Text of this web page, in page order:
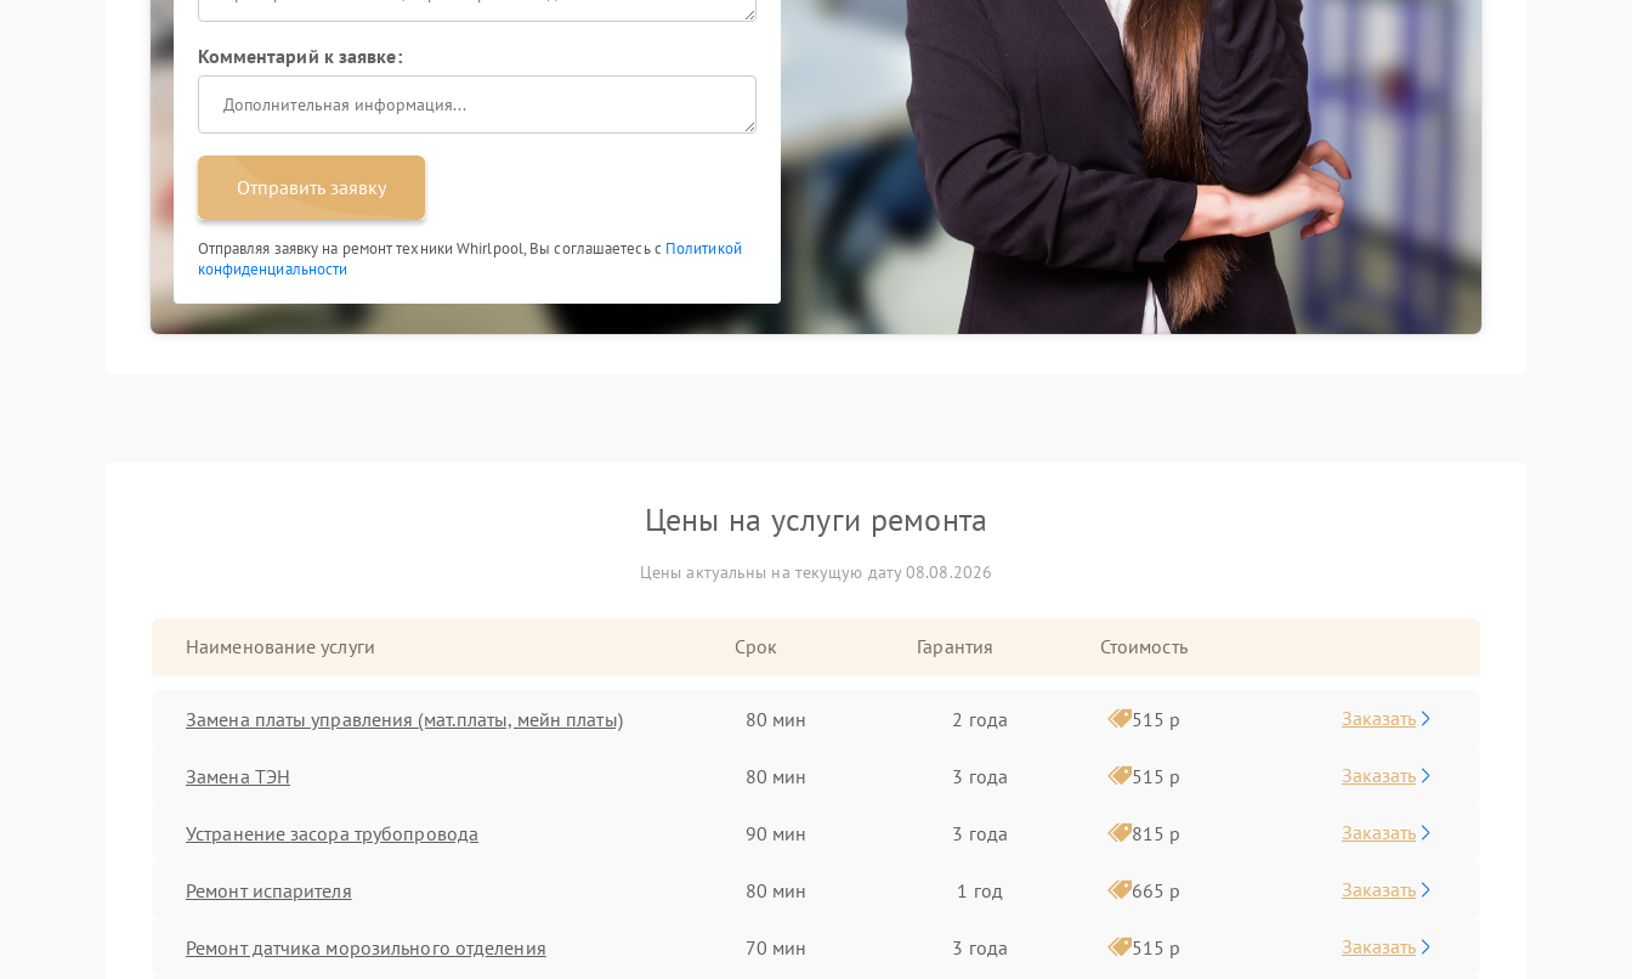
Комментарий к заявке:
Отправить заявку
Отправляя заявку на ремонт техники Whirlpool, Вы соглашаетесь с Политикой
конфиденциальности
Цены на услуги ремонта
Цены актуальны на текущую дату 08.08.2026
Наименование услуги Срок Гарантия Стоимость
Замена платы управления (мат.платы, мейн платы) 80 мин 2 года 515 р Заказать
Замена ТЭН 80 мин 3 года 515 р Заказать
Устранение засора трубопровода 90 мин 3 года 815 р Заказать
Ремонт испарителя 80 мин 1 год 665 р Заказать
Ремонт датчика морозильного отделения 70 мин 3 года 515 р Заказать